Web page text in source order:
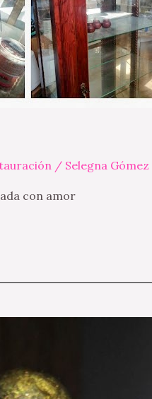
/ Selegna Gómez
con amor